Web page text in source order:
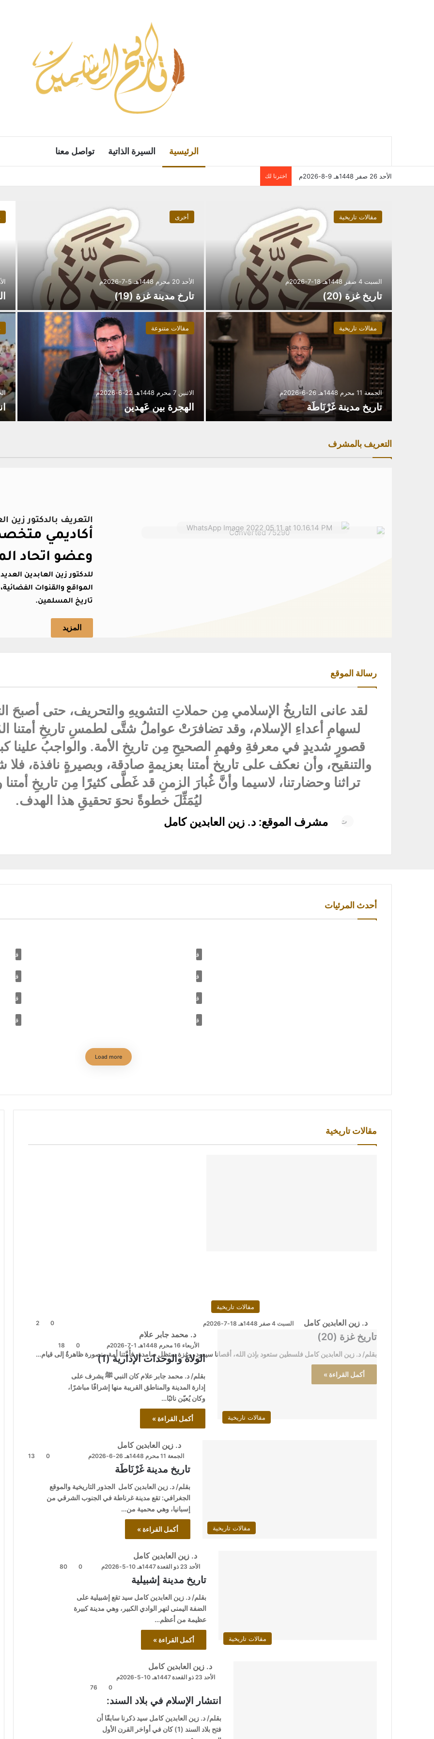
الرئيسية السيرة الذاتية تواصل معنا
الأحد 26 صفر 1448هـ 9-8-2026م اخترنا لك
مقالات تاريخية
السبت 4 صفر 1448هـ 18-7-2026م
تاريخ غزة (20)
أخرى
الأحد 20 محرم 1448هـ 5-7-2026م
تارخ مدينة غزة (19)
مقالات تاريخية
الجمعة 11 محرم 1448هـ 26-6-2026م
تاريخ مدينة غَرْنَاطَة
مقالات متنوعة
الاثنين 7 محرم 1448هـ 22-6-2026م
الهجرة بين عَهدين
الخميس
التعريف بالمشرف
التعريف بالدكتور زين
أكاديمي
وعضو اتحاد
للدكتور زين العابدين
المواقع والقنوات
تاريخ المسلمين.
المزيد
رسالة الموقع
لقد عانى التاريخُ الإسلامي مِن حملاتِ التشويهِ والتحريف، حتى أصبحَ
لسهامِ أعداءِ الإسلام، وقد تضافرَتْ عواملُ شتَّى لطمسِ تاريخِ أمتنا
قصورٍ شديدٍ في معرفةِ وفهمِ الصحيحِ مِن تاريخِ الأمة. والواجبُ علينا
والتنقيح، وأن نعكف على تاريخ أمتنا بعزيمةٍ صادقة، وبصيرةٍ نافذة،
تراثنا وحضارتنا، لاسيما وأنَّ غُبارَ الزمنِ قد غَطَّى كثيرًا مِن تاريخِ
ليُمَثِّلَ خطوةً نحوَ تحقيقِِ هذا الهدف.
مشرف الموقع: د. زين العابدين كامل
أحدث المرئيات
قصة مسجد (19) مسجد ابن طولون د. زين العابدين كامل قصة مسجد (18) مسجد عمرو بن
قصة مسجد (16) جامع القيروان د. زين العابدين كامل قصة مسجد (15) الجامع الأموي
قصة مسجد (13) المسجد الأقصى (٢) د. زين العابدين كامل قصة مسجد (12) المسجد الأقصى
قصة مسجد (10) مسجد المستراح والدرع د. زين العابدين كامل قصة مسجد (9) مسجد الخيف د.
Load more
مقالات تاريخية
مقالات تاريخية
د. زين العابدين كامل السبت 4 صفر 1448هـ 18-7-2026م 0
2
تاريخ غزة (20)
بقلم/ د. زين العابدين كامل فلسطين ستعود بإذن الله، أقصانا سيعود، وغزة ستظل صامدة، فأُمَّتنا أمة منصورة ظاهرةٌ إلى قيام…
أكمل القراءة »
مقالات تاريخية
د. محمد جابر علام
الأربعاء 16 محرم 1448هـ 1-7-2026م 0
18
الولاة والوحدات الإدارية (1)
بقلم/ د. محمد جابر علام كان النبي ﷺ يشرف على
إدارة المدينة والمناطق القريبة منها إشرافًا مباشرًا،
وكان يُعيّن نائبًا…
أكمل القراءة »
مقالات تاريخية
د. زين العابدين كامل
الجمعة 11 محرم 1448هـ 26-6-2026م 0
13
تاريخ مدينة غَرْنَاطَة
بقلم/ د. زين العابدين كامل الجذور التاريخية والموقع
الجغرافي: تقع مدينة غرناطة في الجنوب الشرقي من
إسبانيا، وهي محمية من…
أكمل القراءة »
مقالات تاريخية
د. زين العابدين كامل
الأحد 23 ذو القعدة 1447هـ 10-5-2026م 0
80
تاريخ مدينة إشبيلية
بقلم/ د. زين العابدين كامل سيد تقع إشبيلية على
الضفة اليمنى لنهر الوادي الكبير، وهي مدينة كبيرة
عظيمة من أعظم…
أكمل القراءة »
د. زين العابدين كامل
الأحد 23 ذو القعدة 1447هـ 10-5-2026م
0
76
انتشار الإسلام في بلاد السند:
بقلم/ د. زين العابدين كامل سيد ذكرنا سابقًا أن
فتح بلاد السند (1) كان في أواخر القرن الأول